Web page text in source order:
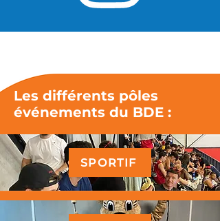
Les différents pôles
événements du BDE :
SPORTIF